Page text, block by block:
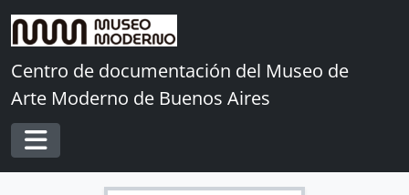
Skip to main content
Centro de documentación del Museo de
Arte Moderno de Buenos Aires
Toggle navigation